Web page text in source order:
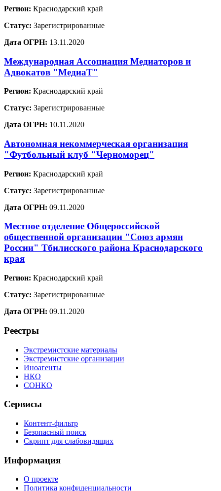
Регион: Краснодарский край
Статус: Зарегистрированные
Дата ОГРН: 13.11.2020
Международная Ассоциация Медиаторов и
Адвокатов "МедиаТ"
Регион: Краснодарский край
Статус: Зарегистрированные
Дата ОГРН: 10.11.2020
Автономная некоммерческая организация
"Футбольный клуб "Черноморец"
Регион: Краснодарский край
Статус: Зарегистрированные
Дата ОГРН: 09.11.2020
Местное отделение Общероссийской
общественной организации "Союз армян
России" Тбилисского района Краснодарского
края
Регион: Краснодарский край
Статус: Зарегистрированные
Дата ОГРН: 09.11.2020
Реестры
Экстремистские материалы
Экстремистские организации
Иноагенты
НКО
СОНКО
Сервисы
Контент-фильтр
Безопасный поиск
Скрипт для слабовидящих
Информация
О проекте
Политика конфиденциальности